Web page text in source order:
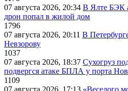
07 августа 2026, 20:34 В Ялте БЭК
дрон попал в жилой дом
1796
07 августа 2026, 20:11 В
Невзорову
1037
07 августа 2026, 18:37 Сухогруз
подвергся атаке БПЛА у порта
1109
07 августа 2026, 17:13 «Веселого